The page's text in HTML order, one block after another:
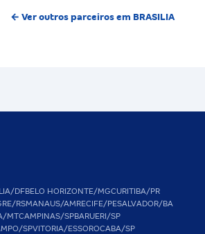
← Ver outros parceiros em BRASILIA
DFBELO HORIZONTE/MGCURITIBA/PR
RSMANAUS/AMRECIFE/PESALVADOR/BA
MTCAMPINAS/SPBARUERI/SP
SPVITORIA/ESSOROCABA/SP